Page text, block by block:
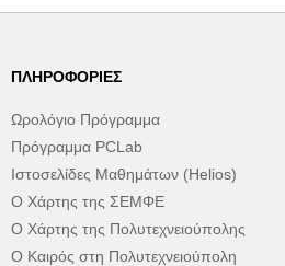
ΠΛΗΡΟΦΟΡΊΕΣ
Ωρολόγιο Πρόγραμμα
Πρόγραμμα PCLab
Ιστοσελίδες Μαθημάτων (Helios)
Ο Χάρτης της ΣΕΜΦΕ
Ο Χάρτης της Πολυτεχνειούπολης
Ο Καιρός στη Πολυτεχνειούπολη